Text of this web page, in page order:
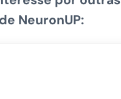
NeuronUP: